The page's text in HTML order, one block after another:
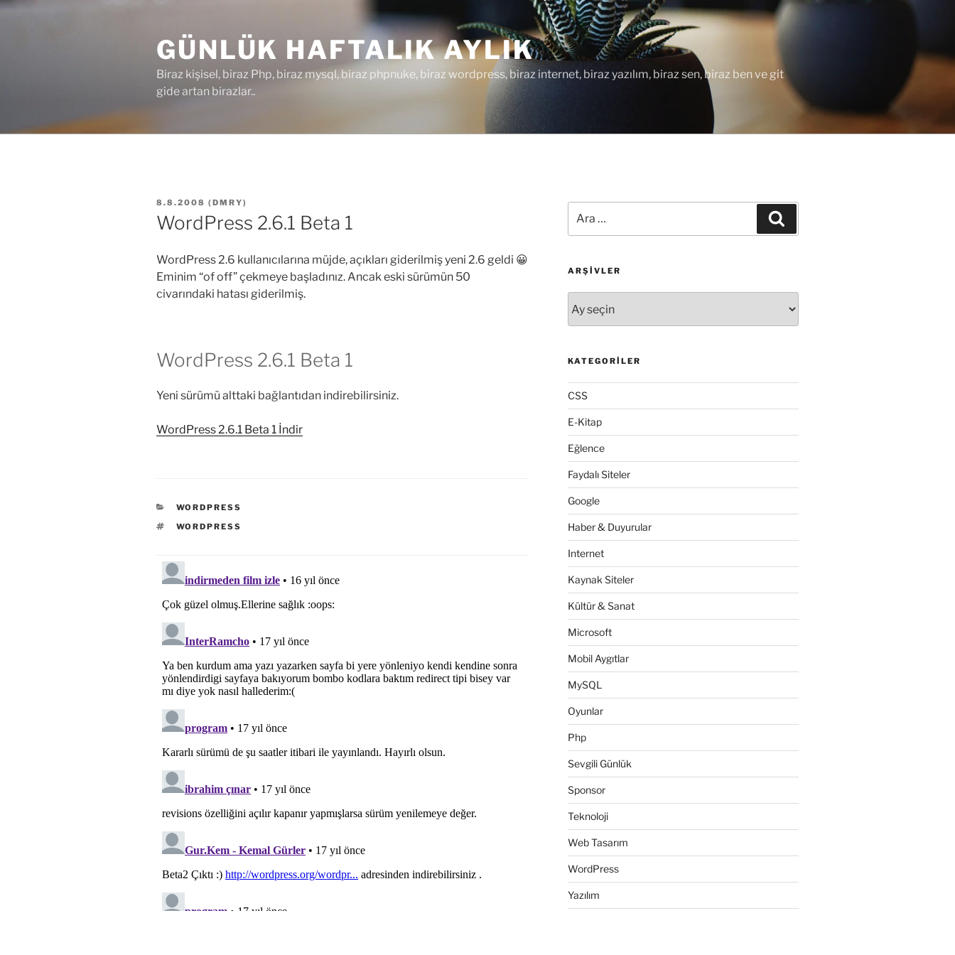
İçeriğe
GÜNLÜK HAFTALIK AYLIK
Biraz kişisel, biraz Php, biraz mysql, biraz phpnuke, biraz wordpress, biraz internet, biraz yazılım, biraz sen, biraz ben ve git
gide artan birazlar..
YAYIM
TARIHI
8.8.2008 ( DMRY)
WordPress 2.6.1 Beta 1
WordPress 2.6 kullanıcılarına müjde, açıkları giderilmiş yeni 2.6 geldi 😀
Eminim “of off” çekmeye başladınız. Ancak eski sürümün 50
civarındaki hatası giderilmiş.
WordPress 2.6.1 Beta 1
Yeni sürümü alttaki bağlantıdan indirebilirsiniz.
WordPress 2.6.1 Beta 1 İndir
KATEGORILER
WORDPRESS
ETIKETLER
WORDPRESS
ARŞIVLER
KATEGORILER
CSS
E-Kitap
Eğlence
Faydalı Siteler
Google
Haber & Duyurular
Internet
Kaynak Siteler
Kültür & Sanat
Microsoft
Mobil Aygıtlar
MySQL
Oyunlar
Php
Sevgili Günlük
Sponsor
Teknoloji
Web Tasarım
WordPress
Yazılım